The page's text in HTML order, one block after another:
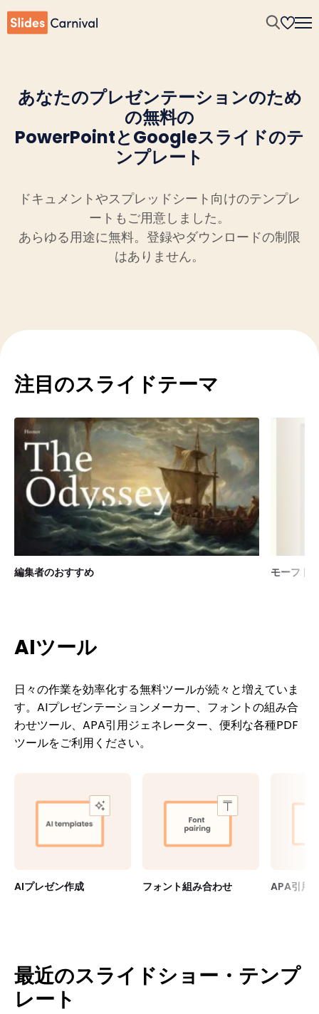
あなたのプレゼンテーションのため
の無料の
PowerPointとGoogleスライドのテ
ンプレート
ドキュメントやスプレッドシート向けのテンプレ
ートもご用意しました。
あらゆる用途に無料。登録やダウンロードの制限
はありません。
注目のスライドテーマ
編集者のおすすめ モーフト
AIツール
日々の作業を効率化する無料ツールが続々と増えていま
す。AIプレゼンテーションメーカー、フォントの組み合
わせツール、APA引用ジェネレーター、便利な各種PDF
ツールをご利用ください。
AIプレゼン作成 フォント組み合わせ APA引用
最近のスライドショー・テンプ
レート